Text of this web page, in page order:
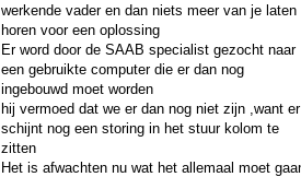
werkende vader en dan niets meer van je laten
horen voor een oplossing
Er word door de SAAB specialist gezocht naar
een gebruikte computer die er dan nog
ingebouwd moet worden
hij vermoed dat we er dan nog niet zijn ,want er
schijnt nog een storing in het stuur kolom te
zitten
Het is afwachten nu wat het allemaal moet